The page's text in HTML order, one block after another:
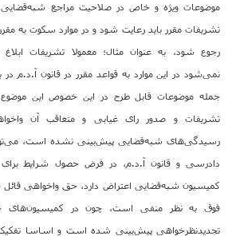
موضوعات ویژه و خاص در صلاحیت مراجع شبه‌قضایی
تشریفات مقرر باید رعایت شود و در موارد سكوت به
رجوع ‌شود، به عنوان مثال؛ معمولا تشریفات
نمی‌شود در این موارد به قواعد مقرر در قانون آ.د.م
جمله موضوعات قابل طرح در این خصوص این
تشریفات و صدور رای غیابی و متعاقب آن
رسیدگی‌های شبه‌قضایی پیش‌بینی نشده است،
دادرسی و قانون آ.د.م، در فرض حصول شرایط
كمیسیون شبه‌قضایی اعتراض دارد، حق واخواهی قائل
فوق به نظر منفی است، چون در
تجدیدنظرخواهی پیش‌بینی شده است و اساسا